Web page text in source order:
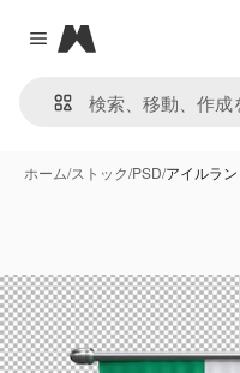
Close menu
Magnific
ホーム/ストック/PSD/アイルラ